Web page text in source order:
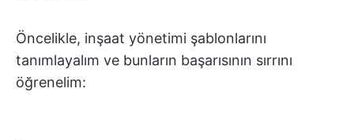
Öncelikle, inşaat yönetimi şablonlarını
tanımlayalım ve bunların başarısının sırrını
öğrenelim: